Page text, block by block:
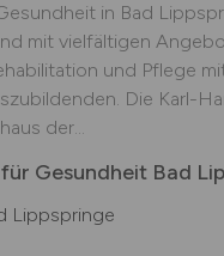
in Bad
mit vielfältigen
und Pflege
Die Karl-
der...
Gesundheit Bad
Lippspringe